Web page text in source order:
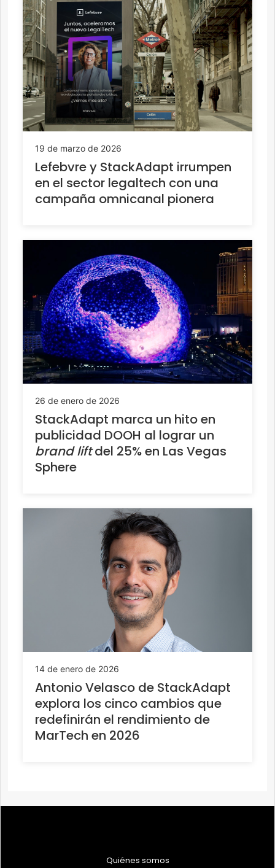
19 de marzo de 2026
Lefebvre y StackAdapt irrumpen
en el sector legaltech con una
campaña omnicanal pionera
26 de enero de 2026
StackAdapt marca un hito en
publicidad DOOH al lograr un
brand liftdel 25% en Las Vegas
Sphere
14 de enero de 2026
Antonio Velasco de StackAdapt
explora los cinco cambios que
redefinirán el rendimiento de
MarTech en 2026
Quiénes somos